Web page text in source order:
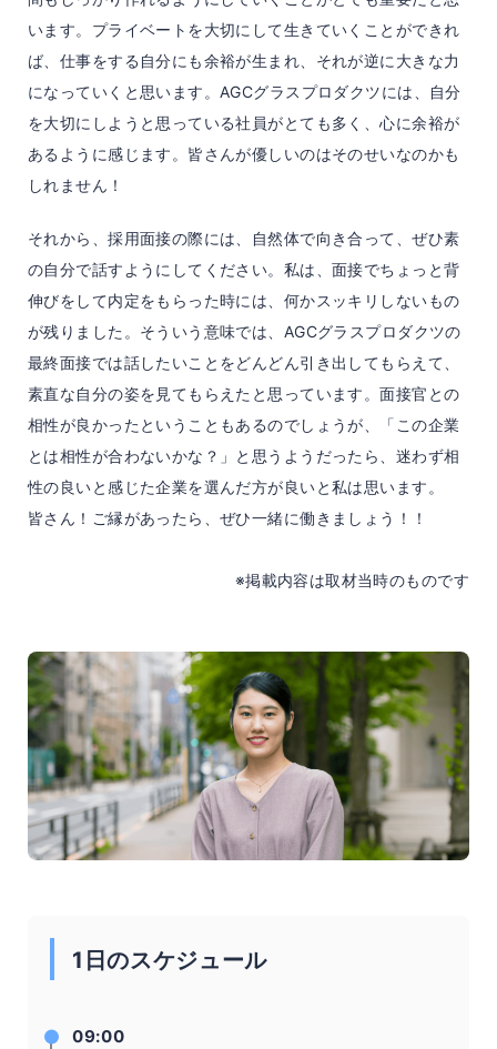
います。プライベートを大切にして生きていくことができれ
ば、仕事をする自分にも余裕が生まれ、それが逆に大きな力
になっていくと思います。AGCグラスプロダクツには、自分
を大切にしようと思っている社員がとても多く、心に余裕が
あるように感じます。皆さんが優しいのはそのせいなのかも
しれません！
それから、採用面接の際には、自然体で向き合って、ぜひ素
の自分で話すようにしてください。私は、面接でちょっと背
伸びをして内定をもらった時には、何かスッキリしないもの
が残りました。そういう意味では、AGCグラスプロダクツの
最終面接では話したいことをどんどん引き出してもらえて、
素直な自分の姿を見てもらえたと思っています。面接官との
相性が良かったということもあるのでしょうが、「この企業
とは相性が合わないかな？」と思うようだったら、迷わず相
性の良いと感じた企業を選んだ方が良いと私は思います。
皆さん！ご縁があったら、ぜひ一緒に働きましょう！！
※掲載内容は取材当時のものです
1日のスケジュール
09:00